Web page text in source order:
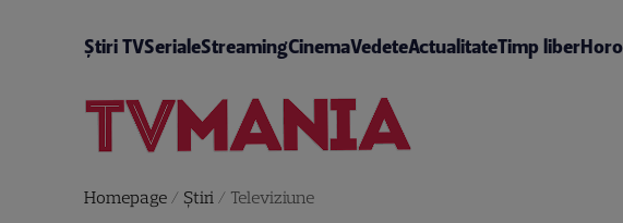
Știri TVSerialeStreamingCinemaVedeteActualitateTimp liber
Homepage/ Știri/ Televiziune